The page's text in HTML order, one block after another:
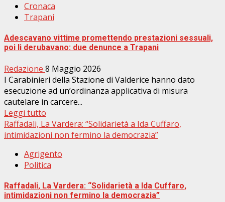
Cronaca
Trapani
Adescavano vittime promettendo prestazioni sessuali,
poi li derubavano: due denunce a Trapani
Redazione 8 Maggio 2026
I Carabinieri della Stazione di Valderice hanno dato
esecuzione ad un’ordinanza applicativa di misura
cautelare in carcere...
Leggi tutto
Raffadali, La Vardera: “Solidarietà a Ida Cuffaro,
intimidazioni non fermino la democrazia”
Agrigento
Politica
Raffadali, La Vardera: “Solidarietà a Ida Cuffaro,
intimidazioni non fermino la democrazia”